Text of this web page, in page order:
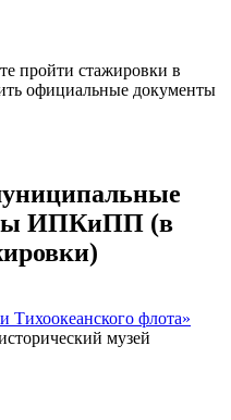
пройти стажировки в
официальные документы
ИПКиПП (в
Тихоокеанского флота»
музей